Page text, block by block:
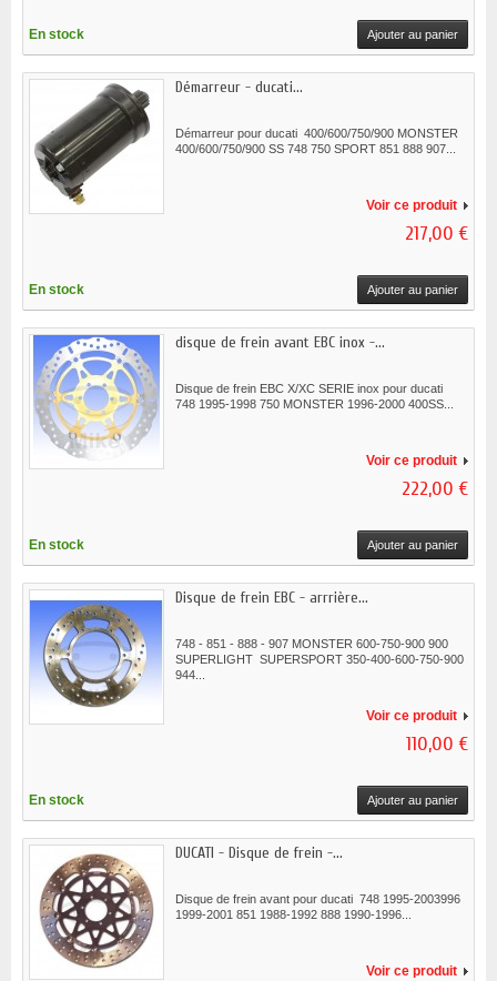
En stock Ajouter au panier
Démarreur - ducati...
Démarreur pour ducati 400/600/750/900 MONSTER
400/600/750/900 SS 748 750 SPORT 851 888 907...
Voir ce produit
217,00 €
En stock Ajouter au panier
disque de frein avant EBC inox -...
Disque de frein EBC X/XC SERIE inox pour ducati
748 1995-1998 750 MONSTER 1996-2000 400SS...
Voir ce produit
222,00 €
En stock Ajouter au panier
Disque de frein EBC - arrrière...
748 - 851 - 888 - 907 MONSTER 600-750-900 900
SUPERLIGHT SUPERSPORT 350-400-600-750-900
944...
Voir ce produit
110,00 €
En stock Ajouter au panier
DUCATI - Disque de frein -...
Disque de frein avant pour ducati 748 1995-2003996
1999-2001 851 1988-1992 888 1990-1996...
Voir ce produit